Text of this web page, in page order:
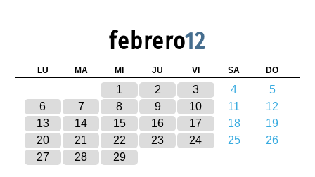
febrero12
LU MA MI JU VI SA DO
1 2 3 4
5
6
7 8 9 10 11
12
13
14 15 16 17 18
19
20
21 22 23 24 25
26
27
28 29